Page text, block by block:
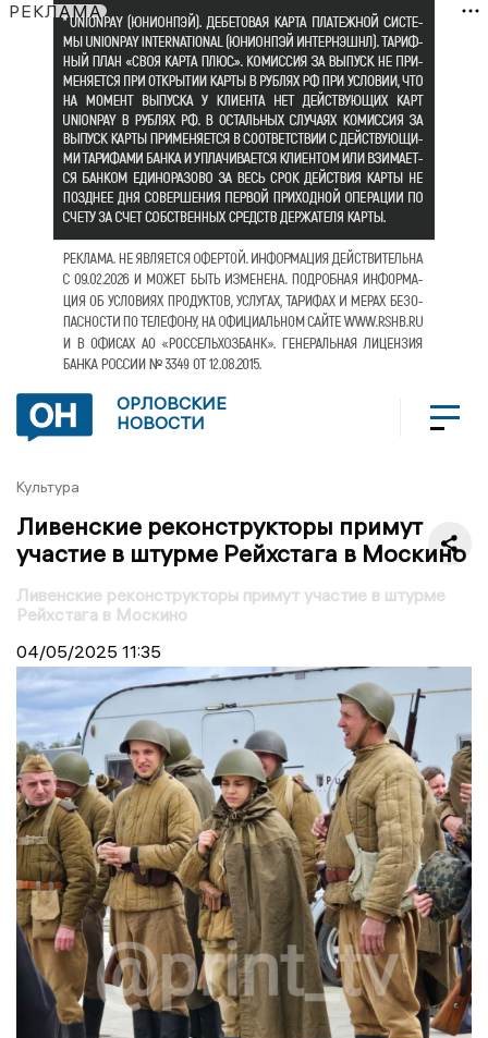
РЕКЛАМА
ОРЛОВСКИЕ
НОВОСТИ
Культура
Ливенские реконструкторы примут
участие в штурме Рейхстага в Москино
Ливенские реконструкторы примут участие в штурме
Рейхстага в Москино
04/05/2025 11:35